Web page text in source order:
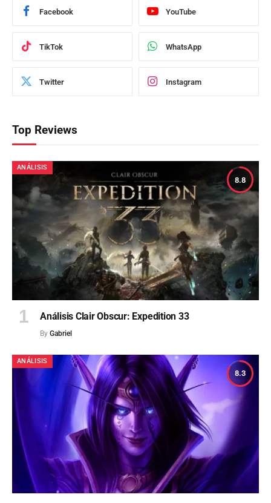
Facebook YouTube
TikTok WhatsApp
Twitter Instagram
Top Reviews
8.8
ANÁLISIS
Análisis Clair Obscur: Expedition 33
By Gabriel
8.3
ANÁLISIS